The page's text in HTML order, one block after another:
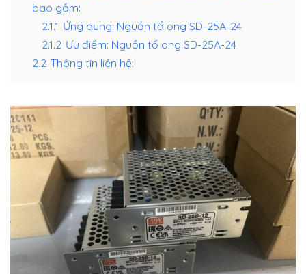
bao gồm:
2.1.1 Ứng dụng: Nguồn tổ ong SD-25A-24
2.1.2 Ưu điểm: Nguồn tổ ong SD-25A-24
2.2 Thông tin liên hệ: